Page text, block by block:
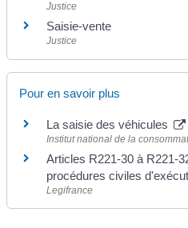
Justice
Saisie-vente
Justice
Pour en savoir plus
La saisie des véhicules
Institut national de la
Articles R221-30 à R221-
procédures civiles
Legifrance